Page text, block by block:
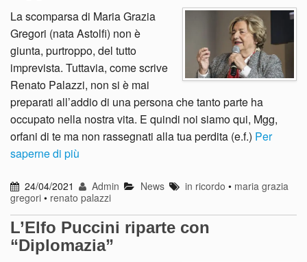
La scomparsa di Maria Grazia
Gregori (nata Astolfi) non è
giunta, purtroppo, del tutto
imprevista. Tuttavia, come scrive
Renato Palazzi, non si è mai
preparati all’addio di una persona che tanto parte ha
occupato nella nostra vita. E quindi noi siamo qui, Mgg,
orfani di te ma non rassegnati alla tua perdita (e.f.) Per
saperne di più
24/04/2021 Admin News in ricordo • maria grazia
gregori • renato palazzi
L’Elfo Puccini riparte con
“Diplomazia”